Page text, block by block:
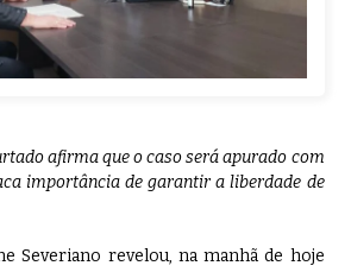
afirma que o caso será apurado com
importância de garantir a liberdade de
Severiano revelou, na manhã de hoje